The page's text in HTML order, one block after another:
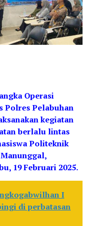
Operasi
Polres Pelabuhan
kegiatan
berlalu lintas
Politeknik
19 Februari 2025.
I
di perbatasan